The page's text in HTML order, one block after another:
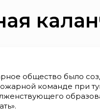
общество было
команде при